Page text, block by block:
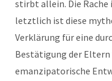
stirbt allein. Die
letztlich ist diese
Verklärung für eine
Bestätigung der
emanzipatorische